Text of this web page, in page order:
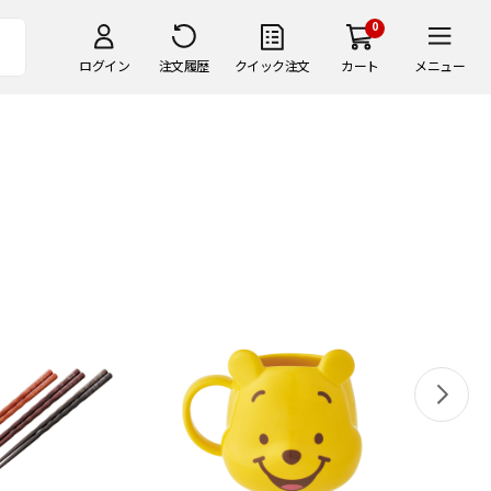
ログイン 注文履歴 クイック注文
0
カート メニュー